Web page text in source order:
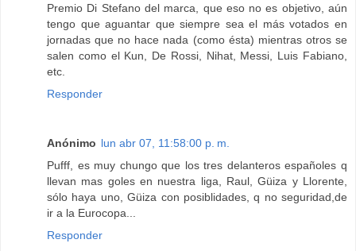
Premio Di Stefano del marca, que eso no es objetivo, aún
tengo que aguantar que siempre sea el más votados en
jornadas que no hace nada (como ésta) mientras otros se
salen como el Kun, De Rossi, Nihat, Messi, Luis Fabiano,
etc.
Responder
Anónimo lun abr 07, 11:58:00 p. m.
Pufff, es muy chungo que los tres delanteros españoles q
llevan mas goles en nuestra liga, Raul, Güiza y Llorente,
sólo haya uno, Güiza con posiblidades, q no seguridad,de
ir a la Eurocopa...
Responder